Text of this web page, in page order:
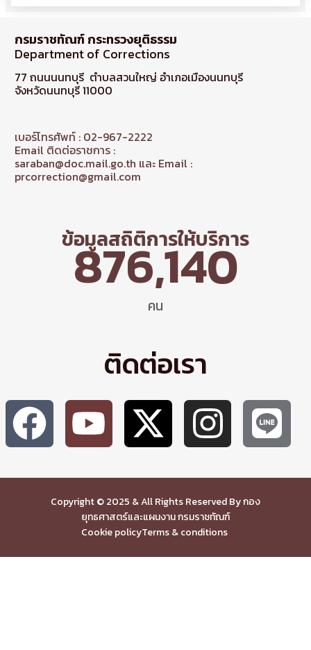
กรมราชทัณฑ์ กระทรวงยุติธรรม
Department of Corrections
77 ถนนนนทบุรี ตำบลสวนใหญ่ อำเภอเมืองนนทบุรี
จังหวัดนนทบุรี 11000
เบอร์โทรศัพท์ : 02-967-2222
Email ติดต่อราชการ :
saraban@doc.mail.go.th และ Email :
prcorrection@gmail.com
ข้อมูลสถิติการให้บริการ
คน
876,140
ติดต่อเรา
Copyright © 2025 & All Rights Reserved By กอง
ยุทธศาสตร์และแผนงาน กรมราชทัณฑ์
Cookie policyTerms & conditions